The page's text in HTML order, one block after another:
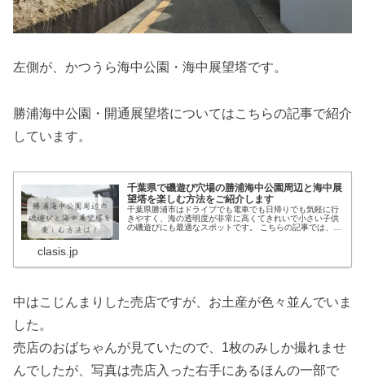
左側が、かつうら海中公園・海中展望塔です。
勝浦海中公園・開通展望塔についてはこちらの記事で紹介
しています。
千葉県で磯遊び穴場の勝浦海中公園周辺と海中展
望塔を楽しむ方法をご紹介します
千葉県勝浦市はドライブでも電車でも日帰りでも気軽に行
きやすく、海の透明度が非常に高くてきれいで小さい子供
の磯遊びにも最適なスポットです。 こちらの記事では、小
clasis.jp
中はこじんまりした売店ですが、お土産が色々並んでいま
した。
売店のおばちゃんが見ていたので、1枚のみしか撮れませ
んでしたが、写真は売店入った右手にあるほんの一部で